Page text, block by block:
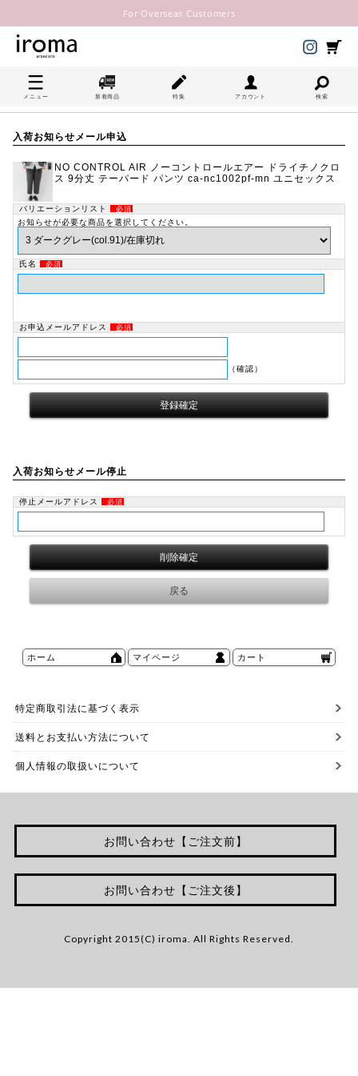
For Overseas Customers
メニュー 新着商品 特集 アカウント 検索
入荷お知らせメール申込
NO CONTROL AIR ノーコントロールエアー ドライチノクロ
ス 9分丈 テーパード パンツ ca-nc1002pf-mn ユニセックス
バリエーションリスト 必須
お知らせが必要な商品を選択してください。
氏名 必須
お申込メールアドレス 必須
（確認）
入荷お知らせメール停止
停止メールアドレス 必須
ホーム マイページ カート
特定商取引法に基づく表示
送料とお支払い方法について
個人情報の取扱いについて
お問い合わせ【ご注文前】
お問い合わせ【ご注文後】
Copyright 2015(C) iroma. All Rights Reserved.